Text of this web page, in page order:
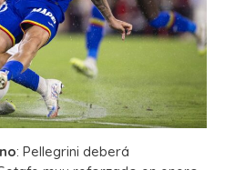
: Pellegrini deberá